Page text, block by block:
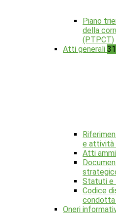
Piano
della
(PTPCT)
Atti generali
e attività
Atti
Statuti e
Codice
condotta
Oneri